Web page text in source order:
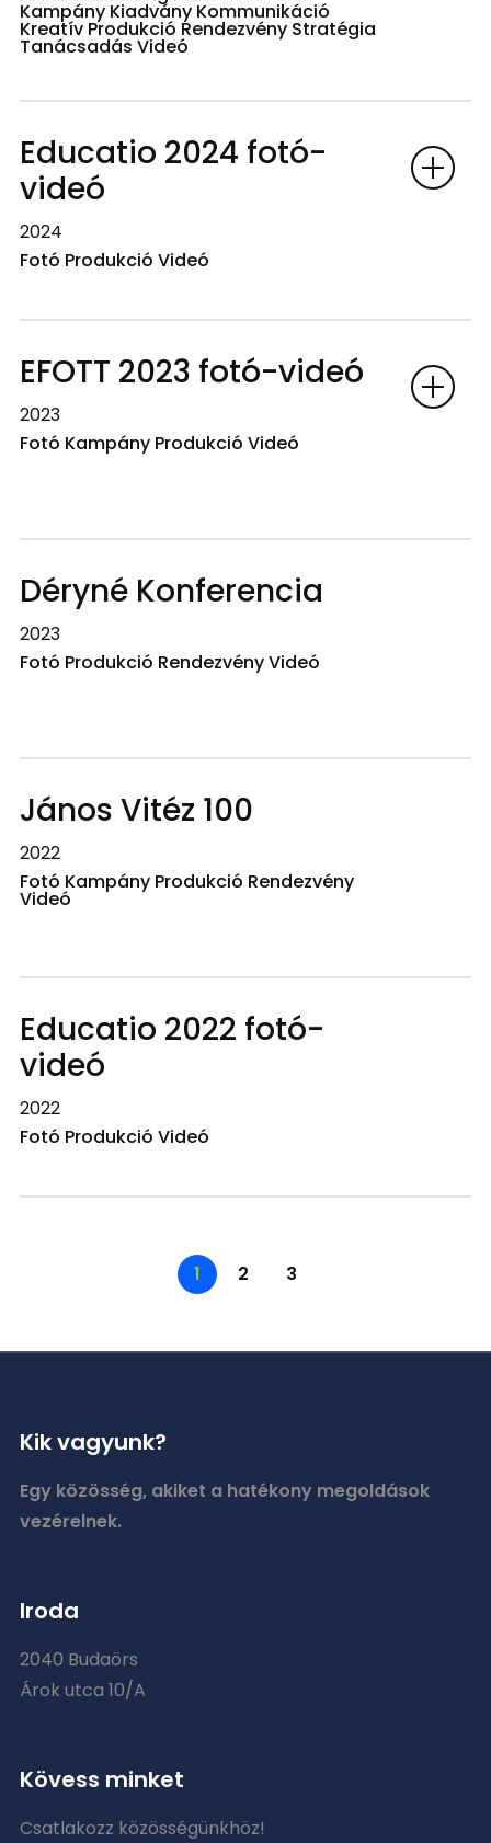
Kampány Kiadvány Kommunikáció
Kreatív Produkció Rendezvény Stratégia
Tanácsadás Videó
Educatio 2024 fotó-
videó
2024
Fotó Produkció Videó
EFOTT 2023 fotó-videó
2023
Fotó Kampány Produkció Videó
Déryné Konferencia
2023
Fotó Produkció Rendezvény Videó
János Vitéz 100
2022
Fotó Kampány Produkció Rendezvény
Videó
Educatio 2022 fotó-
videó
2022
Fotó Produkció Videó
1 2 3
Kik vagyunk?
Egy közösség, akiket a hatékony megoldások
vezérelnek.
Iroda
2040 Budaörs
Árok utca 10/A
Kövess minket
Csatlakozz közösségünkhöz!